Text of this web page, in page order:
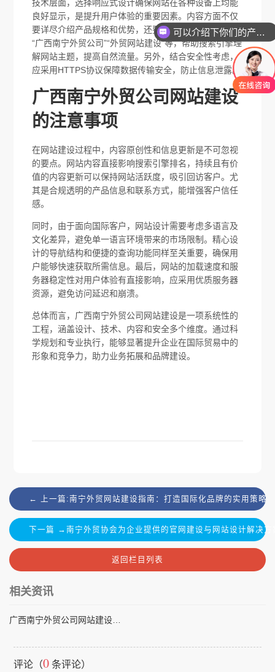
技术层面，选择响应式设计确保网站在各种设备上均能
良好显示，是提升用户体验的重要因素。内容方面不仅
要详尽介绍产品规格和优势，还要融入关键词优化，如
“广西南宁外贸公司”“外贸网站建设”等，帮助搜索引擎理
解网站主题，提高自然流量。另外，结合安全性考虑，
应采用HTTPS协议保障数据传输安全，防止信息泄露。
广西南宁外贸公司网站建设
的注意事项
在网站建设过程中，内容原创性和信息更新是不可忽视
的要点。网站内容直接影响搜索引擎排名，持续且有价
值的内容更新可以保持网站活跃度，吸引回访客户。尤
其是合规透明的产品信息和联系方式，能增强客户信任
感。
同时，由于面向国际客户，网站设计需要考虑多语言及
文化差异，避免单一语言环境带来的市场限制。精心设
计的导航结构和便捷的查询功能同样至关重要，确保用
户能够快速获取所需信息。最后，网站的加载速度和服
务器稳定性对用户体验有直接影响，应采用优质服务器
资源，避免访问延迟和崩溃。
总体而言，广西南宁外贸公司网站建设是一项系统性的
工程，涵盖设计、技术、内容和安全多个维度。通过科
学规划和专业执行，能够显著提升企业在国际贸易中的
形象和竞争力，助力业务拓展和品牌建设。
← 上一篇:南宁外贸网站建设指南：打造国际化品牌的实用策略
下一篇 →南宁外贸协会为企业提供的官网建设与网站设计解决方
返回栏目列表
相关资讯
评论（0 条评论）
可以介绍下你们的产品么